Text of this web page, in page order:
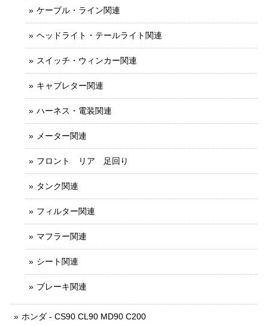
ケーブル・ライン関連
ヘッドライト・テールライト関連
スイッチ・ウィンカー関連
キャブレター関連
ハーネス・電装関連
メーター関連
フロント リア 足回り
タンク関連
フィルター関連
マフラー関連
シート関連
ブレーキ関連
ホンダ - CS90 CL90 MD90 C200